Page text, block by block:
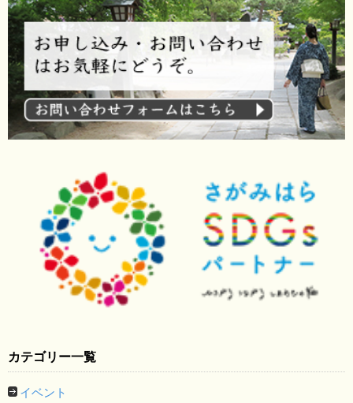
カテゴリー一覧
イベント